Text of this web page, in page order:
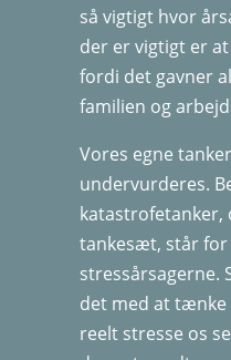
så vigtigt hvor
der er vigtigt er
fordi det gavner
familien og
Vores egne
undervurderes.
katastrofetanker,
tankesæt, står for
stressårsagerne.
det med at tænke
reelt stresse os